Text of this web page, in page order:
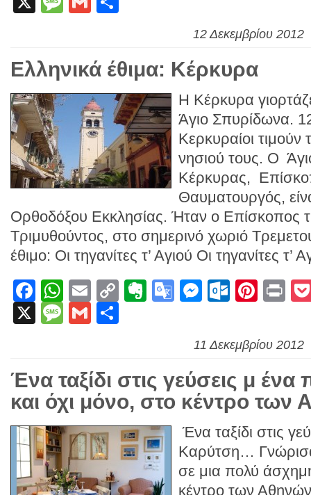
12 Δεκεμβρίου 2012
Ελληνικά έθιμα: Κέρκυρα
Η Κέρκυρα
Άγιο Σπυρίδωνα.
Κερκυραίοι τιμούν
νησιού τους. Ο
Κέρκυρας,
Θαυματουργός,
Ορθοδόξου Εκκλησίας. Ήταν ο Eπίσκοπος
Τριμυθούντος, στο σημερινό χωριό
έθιμο: Οι τηγανίτες τ’ Αγιού Οι τηγανίτες τ’
Facebook
WhatsApp
EmailCopyEvernote
Google
X
Message
Gmail
11 Δεκεμβρίου 2012
Ένα ταξίδι στις γεύσεις μ ένα
και όχι μόνο, στο κέντρο των
Ένα ταξίδι στις
Καρύτση…
σε μια πολύ
κέντρο των